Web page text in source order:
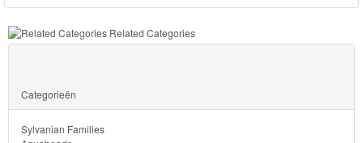
Related Categories
Categorieën
Sylvanian Families